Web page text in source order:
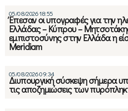
05/08/2026 18:55
Έπεσαν οι υπογραφές για την
Ελλάδας – Κύπρου –
εμπιστοσύνης στην Ελλάδα η
Meridiam
05/08/2026 09:34
Διυπουργική σύσκεψη σήμερα
τις αποζημιώσεις των